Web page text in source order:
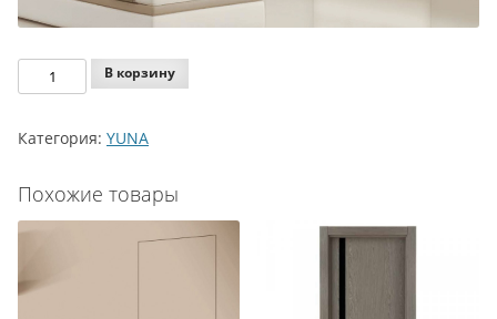
Количество
Agoprofil
Y21
SOFT
WHITE
TOTAL
В корзину
Категория: YUNA
Похожие товары